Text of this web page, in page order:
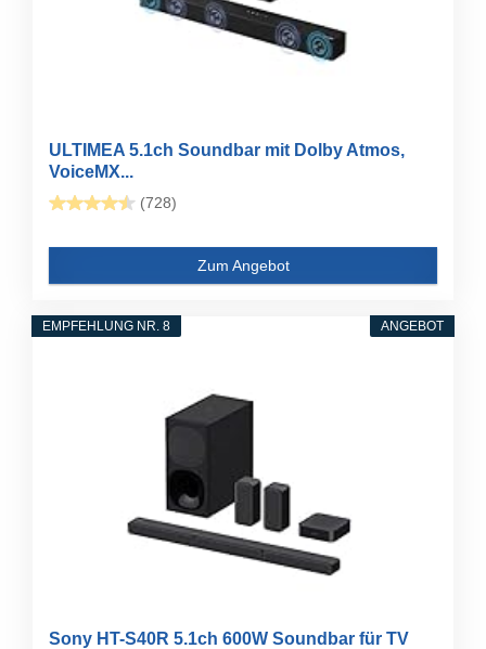
ULTIMEA 5.1ch Soundbar mit Dolby Atmos,
VoiceMX...
(728)
Zum Angebot
ANGEBOT
EMPFEHLUNG NR. 8
Sony HT-S40R 5.1ch 600W Soundbar für TV